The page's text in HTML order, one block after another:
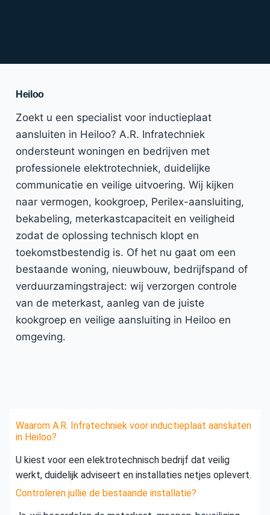
Heiloo
Zoekt u een specialist voor inductieplaat
aansluiten in Heiloo? A.R. Infratechniek
ondersteunt woningen en bedrijven met
professionele elektrotechniek, duidelijke
communicatie en veilige uitvoering. Wij kijken
naar vermogen, kookgroep, Perilex-aansluiting,
bekabeling, meterkastcapaciteit en veiligheid
zodat de oplossing technisch klopt en
toekomstbestendig is. Of het nu gaat om een
bestaande woning, nieuwbouw, bedrijfspand of
verduurzamingstraject: wij verzorgen controle
van de meterkast, aanleg van de juiste
kookgroep en veilige aansluiting in Heiloo en
omgeving.
Waarom A.R. Infratechniek voor inductieplaat aansluiten
in Heiloo?
U kiest voor een elektrotechnisch bedrijf dat veilig
werkt, duidelijk adviseert en installaties netjes oplevert.
Controleren jullie de bestaande installatie?